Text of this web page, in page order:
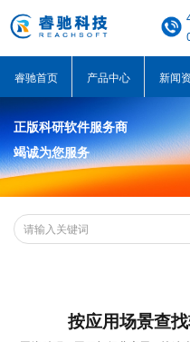
睿驰首页 产品中心 新闻
正版科研软件服务商
竭诚为您服务
按应用场景查